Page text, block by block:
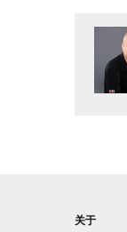
关于